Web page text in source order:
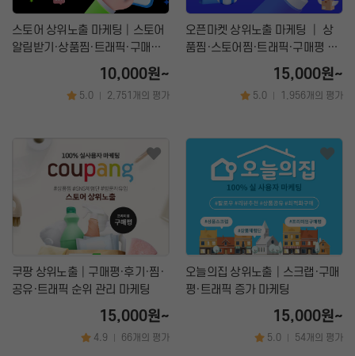
CPC검색광고│운영대행
플레이스 광고
파워링크
쇼핑검색광고
SNS 채널
인스타│페이스북 등
카카오 플랫폼
네이버 플랫폼
메신저│오픈톡
블로그
카페
커뮤니티
지식인│질문 Q&A
언론,기자,뉴스 구독
웹툰│웹소설
영화│뮤지컬│연극
기타
스토어 상위노출 마케팅│스토어
알림받기·상품찜·트래픽·구매평
10,000원~
5.0 2,751개의 평가
오픈마켓 상위노출 마케팅 │ 상
품찜·스토어찜·트래픽·구매평 증
15,000원~
5.0 1,956개의 평가
쿠팡 상위노출│구매평·후기·찜·
공유·트래픽 순위 관리 마케팅
15,000원~
4.9 66개의 평가
오늘의집 상위노출│스크랩·구매
평·트래픽 증가 마케팅
15,000원~
5.0 54개의 평가